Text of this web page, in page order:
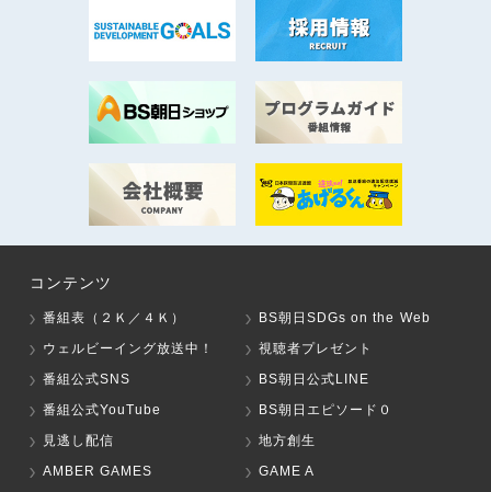
コンテンツ
番組表（２Ｋ／４Ｋ）
BS朝日SDGs on the Web
ウェルビーイング放送中！
視聴者プレゼント
番組公式SNS
BS朝日公式LINE
番組公式YouTube
BS朝日エピソード０
見逃し配信
地方創生
AMBER GAMES
GAME A